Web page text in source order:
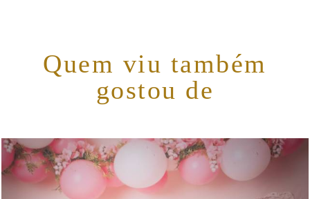
Quem viu também
gostou de